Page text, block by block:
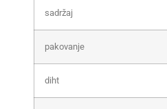
sadržaj
pakovanje
diht